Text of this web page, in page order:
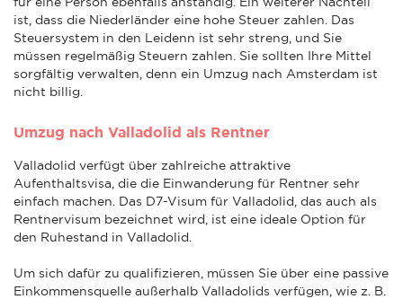
ist, dass die Niederländer eine hohe Steuer zahlen. Das
Steuersystem in den Leidenn ist sehr streng, und Sie
müssen regelmäßig Steuern zahlen. Sie sollten Ihre Mittel
sorgfältig verwalten, denn ein Umzug nach Amsterdam ist
nicht billig.
Umzug nach Valladolid als Rentner
Valladolid verfügt über zahlreiche attraktive
Aufenthaltsvisa, die die Einwanderung für Rentner sehr
einfach machen. Das D7-Visum für Valladolid, das auch als
Rentnervisum bezeichnet wird, ist eine ideale Option für
den Ruhestand in Valladolid.
Um sich dafür zu qualifizieren, müssen Sie über eine passive
Einkommensquelle außerhalb Valladolids verfügen, wie z. B.